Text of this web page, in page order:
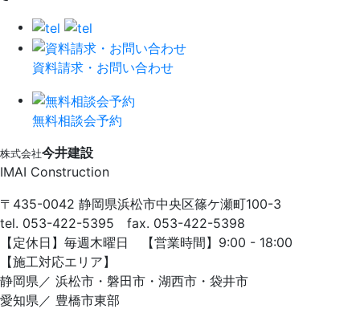
資料請求・お問い合わせ
無料相談会予約
株式会社今井建設
IMAI Construction
〒435-0042 静岡県浜松市中央区篠ケ瀬町100-3
tel. 053-422-5395 fax. 053-422-5398
【定休⽇】毎週⽊曜⽇ 【営業時間】9:00 - 18:00
【施⼯対応エリア】
静岡県／ 浜松市・磐⽥市・湖⻄市・袋井市
愛知県／ 豊橋市東部